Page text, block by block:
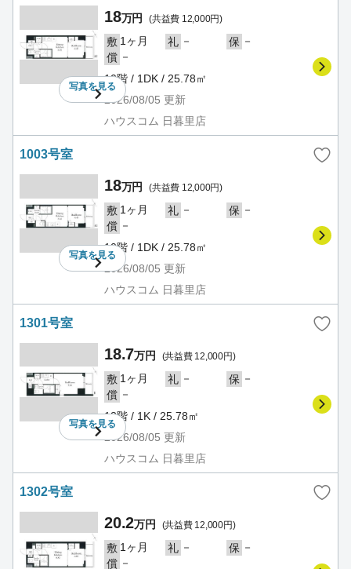
写真を見る
18万円 (共益費 12,000円)
敷 1ヶ月 礼 － 保 －
償 －
10階 / 1DK / 25.78㎡
2026/08/05 更新
ハウスコム 日暮里店
1003号室
写真を見る
18万円 (共益費 12,000円)
敷 1ヶ月 礼 － 保 －
償 －
10階 / 1DK / 25.78㎡
2026/08/05 更新
ハウスコム 日暮里店
1301号室
写真を見る
18.7万円 (共益費 12,000円)
敷 1ヶ月 礼 － 保 －
償 －
13階 / 1K / 25.78㎡
2026/08/05 更新
ハウスコム 日暮里店
1302号室
20.2万円 (共益費 12,000円)
敷 1ヶ月 礼 － 保 －
償 －